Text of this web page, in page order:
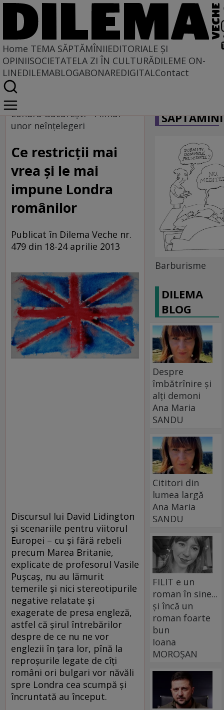
Home TEMA SĂPTĂMÎNIIEDITORIALE ȘI
OPINIISOCIETATELA ZI ÎN CULTURĂDILEME ON-
LINEDILEMABLOGABONAREDIGITALContact
Home
Tema săptămînii
Londra-Bucureşti - Filmul
unor neînţelegeri
Ce restricţii mai
vrea şi le mai
impune Londra
românilor
Publicat în Dilema Veche nr.
479 din 18-24 aprilie 2013
Discursul lui David Lidington
şi scenariile pentru viitorul
Europei – cu şi fără rebeli
precum Marea Britanie,
explicate de profesorul Vasile
Puşcaş, nu au lămurit
temerile şi nici stereotipurile
negative relatate şi
exagerate de presa engleză,
astfel că şirul întrebărilor
despre de ce nu ne vor
englezii în ţara lor, pînă la
reproşurile legate de cîţi
români ori bulgari vor năvăli
spre Londra cea scumpă şi
încruntată au început.
Barburisme
DILEMA
BLOG
Despre
îmbătrînire și
alți demoni
Ana Maria
SANDU
Cititori din
lumea largă
Ana Maria
SANDU
FILIT e un
roman în sine...
și încă un
roman foarte
bun
Ioana
MOROȘAN